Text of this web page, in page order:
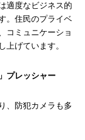
適度なビジネス的
。住民のプライベ
コミュニケーショ
上げています。
プレッシャー
、防犯カメラも多